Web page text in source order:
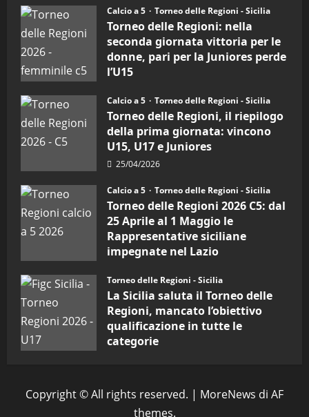
Torneo
delle
Regioni
di
calcio
a
5:
la
Juniores
è
vicecampione
d’Italia
Calcio a 5 Torneo delle Regioni - Sicilia
Torneo delle Regioni: nella
seconda giornata vittoria per le
donne, pari per la Juniores perde
l’U15
Calcio a 5
Torneo delle Regioni - Sicilia
Torneo delle Regioni, il riepilogo
della prima giornata: vincono
U15, U17 e Juniores
25/04/2026
Calcio a 5 Torneo delle Regioni - Sicilia
Torneo delle Regioni 2026 C5: dal
25 Aprile al 1 Maggio le
Rappresentative siciliane
impegnate nel Lazio
Torneo delle Regioni - Sicilia
La Sicilia saluta il Torneo delle
Regioni, mancato l’obiettivo
qualificazione in tutte le
categorie
Copyright © All rights reserved. | MoreNews di AF
themes.